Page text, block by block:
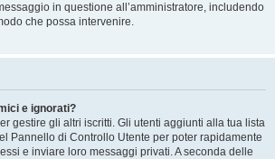
in questione all’amministratore, includendo
che possa intervenire.
e ignorati?
gestire gli altri iscritti. Gli utenti aggiunti alla tua lista
Pannello di Controllo Utente per poter rapidamente
e inviare loro messaggi privati. A seconda delle